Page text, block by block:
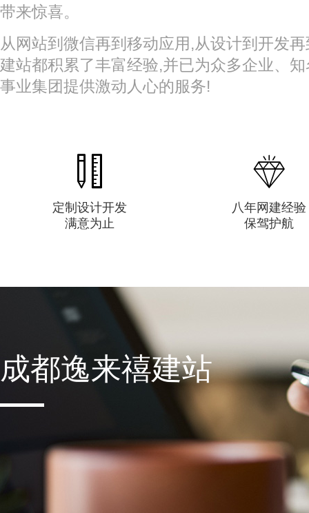
带来惊喜。
从网站到微信再到移动应用,从设计到开发
建站都积累了丰富经验,并已为众多企业、
事业集团提供激动人心的服务!

定制设计开发
满意为止

八年网建经验
保驾护航
成都逸来禧建站